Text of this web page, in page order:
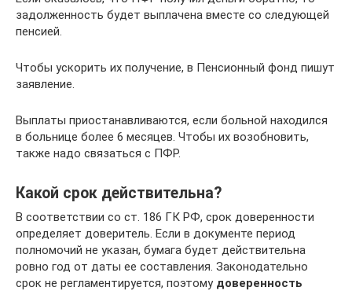
задолженность будет выплачена вместе со следующей
пенсией.
Чтобы ускорить их получение, в Пенсионный фонд пишут
заявление.
Выплаты приостанавливаются, если больной находился
в больнице более 6 месяцев. Чтобы их возобновить,
также надо связаться с ПФР.
Какой срок действительна?
В соответствии со ст. 186 ГК РФ, срок доверенности
определяет доверитель. Если в документе период
полномочий не указан, бумага будет действительна
ровно год от даты ее составления. Законодательно
срок не регламентируется, поэтому доверенность